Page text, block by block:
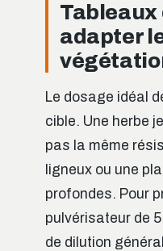
Tableaux
adapter
Le dosage idéal
cible. Une herbe
pas la même
ligneux ou une
profondes. Pour
pulvérisateur de
de dilution